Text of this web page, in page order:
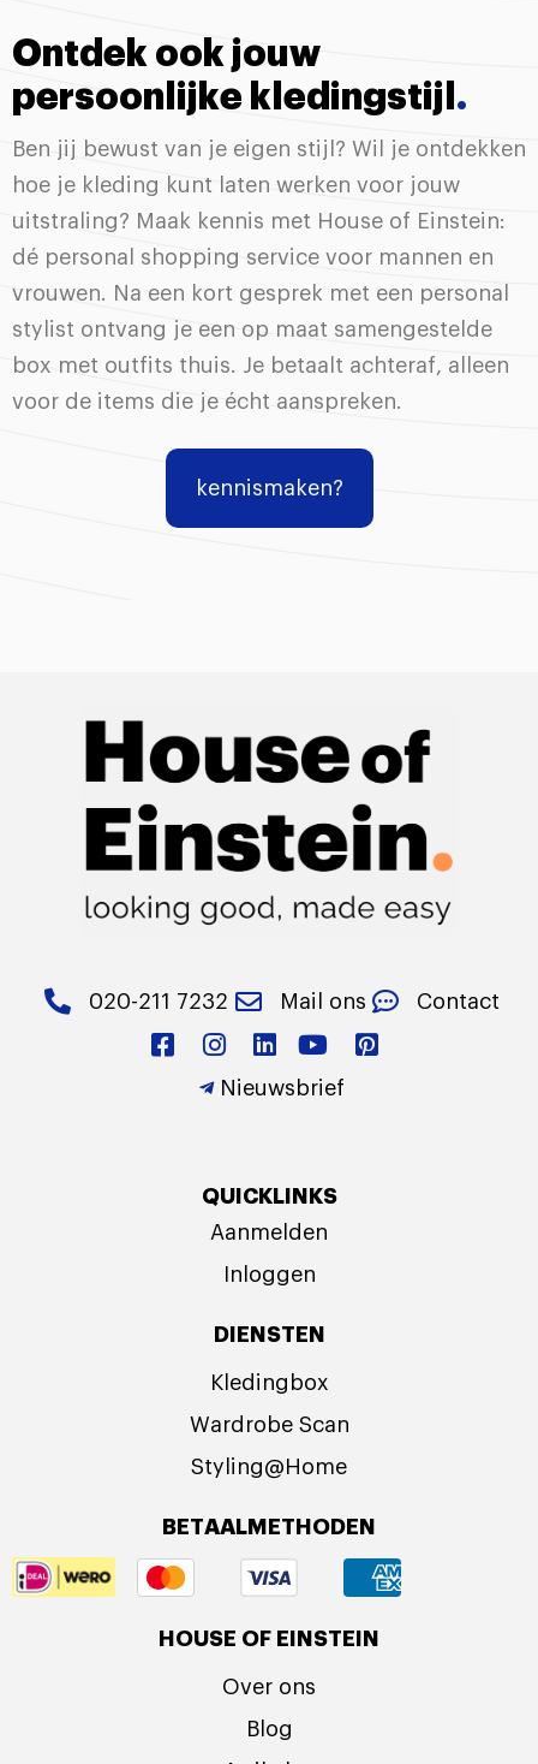
Ontdek ook jouw
persoonlijke kledingstijl .
Ben jij bewust van je eigen stijl? Wil je ontdekken
hoe je kleding kunt laten werken voor jouw
uitstraling? Maak kennis met House of Einstein:
dé personal shopping service voor mannen en
vrouwen. Na een kort gesprek met een personal
stylist ontvang je een op maat samengestelde
box met outfits thuis. Je betaalt achteraf, alleen
voor de items die je écht aanspreken.
kennismaken?
020-211 7232 Mail ons Contact
Nieuwsbrief
QUICKLINKS
Aanmelden
Inloggen
DIENSTEN
Kledingbox
Wardrobe Scan
Styling@Home
BETAALMETHODEN
HOUSE OF EINSTEIN
Over ons
Blog